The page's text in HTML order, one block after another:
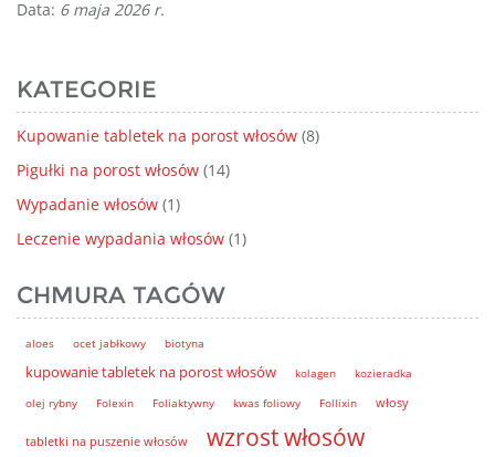
Data: 6 maja 2026 r.
KATEGORIE
Kupowanie tabletek na porost włosów (8)
Pigułki na porost włosów (14)
Wypadanie włosów (1)
Leczenie wypadania włosów (1)
CHMURA TAGÓW
aloes ocet jabłkowy biotyna
kupowanie tabletek na porost włosów kolagen
kozieradka
olej rybny
Folexin Foliaktywny kwas foliowy Follixin włosy
tabletki na puszenie włosów wzrost włosów